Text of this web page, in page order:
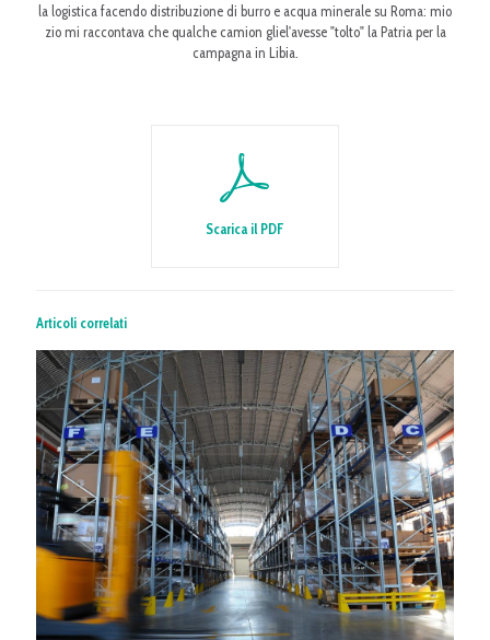
la logistica facendo distribuzione di burro e acqua minerale su Roma: mio
zio mi raccontava che qualche camion gliel'avesse "tolto" la Patria per la
campagna in Libia.
Scarica il PDF
Articoli correlati